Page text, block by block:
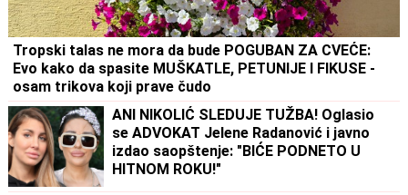
Tropski talas ne mora da bude POGUBAN ZA CVEĆE:
Evo kako da spasite MUŠKATLE, PETUNIJE I FIKUSE -
osam trikova koji prave čudo
ANI NIKOLIĆ SLEDUJE TUŽBA! Oglasio
se ADVOKAT Jelene Radanović i javno
izdao saopštenje: "BIĆE PODNETO U
HITNOM ROKU!"